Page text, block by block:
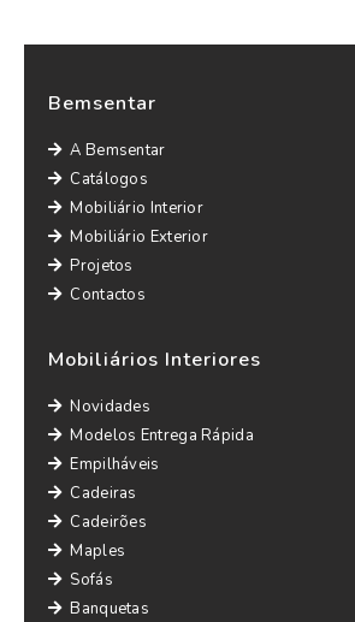
Bemsentar
A Bemsentar
Catálogos
Mobiliário Interior
Mobiliário Exterior
Projetos
Contactos
Mobiliários Interiores
Novidades
Modelos Entrega Rápida
Empilháveis
Cadeiras
Cadeirões
Maples
Sofás
Banquetas